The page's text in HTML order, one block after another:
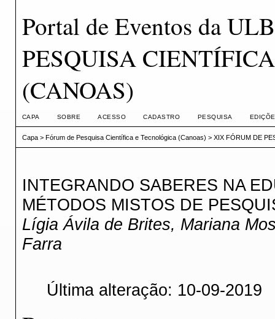
Portal de Eventos da
PESQUISA
(CANOAS)
CAPA SOBRE ACESSO CADASTRO PESQUISA
Capa> Fórum de Pesquisa Científica e Tecnológica (Canoas) > XIX FÓRUM DE
INTEGRANDO SABERES NA
MÉTODOS MISTOS DE
Lígia Ávila de Brites, Mariana
Farra
Última alteração: 10-09-2019